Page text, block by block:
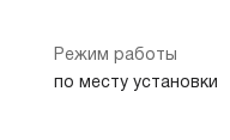
Режим работы
по месту установки